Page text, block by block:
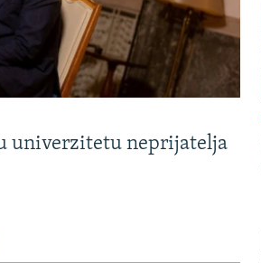
univerzitetu neprijatelja